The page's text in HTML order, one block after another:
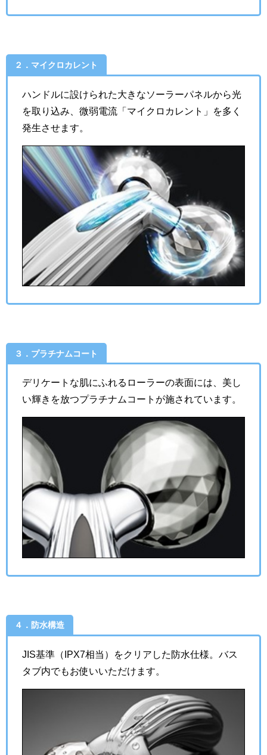
２．マイクロカレント
ハンドルに設けられた大きなソーラーパネルから光
を取り込み、微弱電流「マイクロカレント」を多く
発生させます。
３．プラチナムコート
デリケートな肌にふれるローラーの表面には、美し
い輝きを放つプラチナムコートが施されています。
４．防水構造
JIS基準（IPX7相当）をクリアした防水仕様。バス
タブ内でもお使いいただけます。